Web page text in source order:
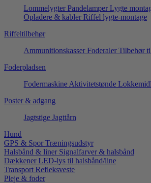
Lommelygter Pandelamper Lygte
Opladere & kabler Riffel lygte-montage
Riffeltilbehør
Ammunitionskasser Foderaler Tilbehør
Foderpladsen
Fodermaskine Aktivitetstønde
Poster & adgang
Jagtstige Jagttårn
Hund
GPS & Spor Træningsudstyr
Halsbånd & liner Signalfarver & halsbånd
Dækkener LED-lys til halsbånd/line
Transport Refleksveste
Pleje & foder